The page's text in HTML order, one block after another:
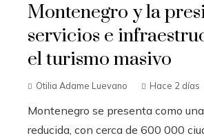
Montenegro y la
servicios e
el turismo masivo
Otilia Adame Luevano Hace 2 días
Montenegro se presenta como
reducida, con cerca de 600 000